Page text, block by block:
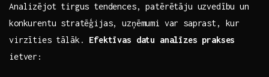
Analizējot ‍tirgus‌ tendences, patērētāju uzvedību un
konkurentu stratēģijas, uzņēmumi var saprast, kur
virzīties tālāk. Efektīvas datu analīzes prakses
‌ietver: